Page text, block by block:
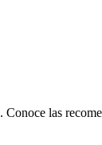
. Conoce las